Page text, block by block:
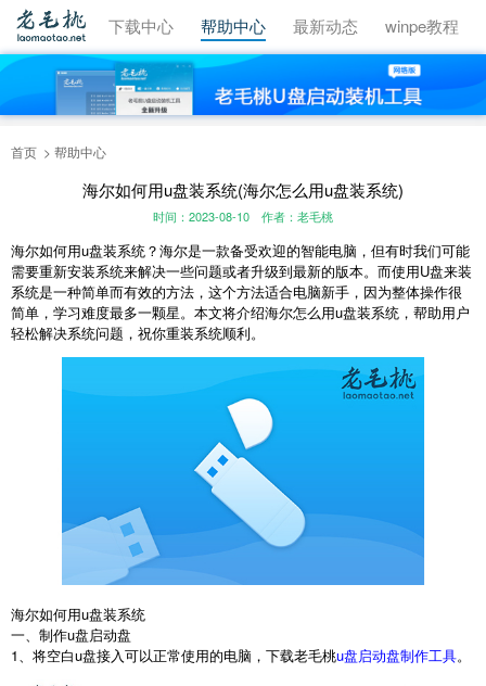
视频教程 下载中心 帮助中心 最新动态 winpe教程
首页 帮助中心
海尔如何用u盘装系统(海尔怎么用u盘装系统)
时间：2023-08-10 作者：老毛桃
海尔如何用u盘装系统？海尔是一款备受欢迎的智能电脑，但有时我们可能
需要重新安装系统来解决一些问题或者升级到最新的版本。而使用U盘来装
系统是一种简单而有效的方法，这个方法适合电脑新手，因为整体操作很
简单，学习难度最多一颗星。本文将介绍海尔怎么用u盘装系统，帮助用户
轻松解决系统问题，祝你重装系统顺利。
海尔如何用u盘装系统
一、制作u盘启动盘
1、将空白u盘接入可以正常使用的电脑，下载老毛桃u盘启动盘制作工具。